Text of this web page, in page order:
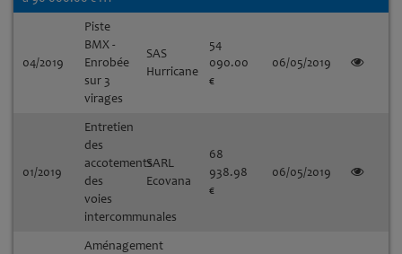
04/2019
Piste
BMX -
Enrobée
sur 3
virages
SAS
Hurricane
54
090.00
€
06/05/2019
01/2019
Entretien
des
accotements
des
voies
intercommunales
SARL
Ecovana
68
938.98
€
06/05/2019
Aménagement